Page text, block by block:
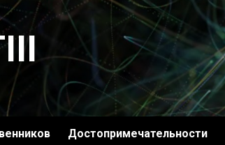
Достопримечательности